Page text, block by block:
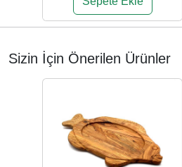
Sizin İçin Önerilen Ürünler